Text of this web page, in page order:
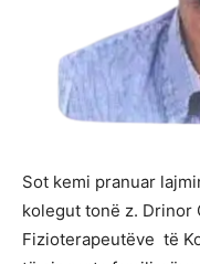
Sot kemi pranuar
kolegut tonë z. Drinor
Fizioterapeutëve të